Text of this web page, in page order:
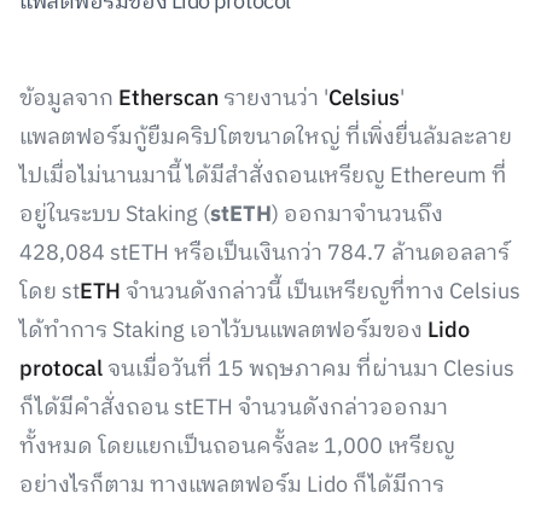
ข้อมูลจาก Etherscanรายงานว่า 'Celsius'
แพลตฟอร์มกู้ยืมคริปโตขนาดใหญ่ ที่เพิ่งยื่นล้มละลาย
ไปเมื่อไม่นานมานี้ ได้มีสำสั่งถอนเหรียญ Ethereum ที่
อยู่ในระบบ Staking (stETH) ออกมาจำนวนถึง
428,084 stETH หรือเป็นเงินกว่า 784.7 ล้านดอลลาร์
โดย stETH จำนวนดังกล่าวนี้ เป็นเหรียญที่ทาง Celsius
ได้ทำการ Staking เอาไว้บนแพลตฟอร์มของ Lido
protocalจนเมื่อวันที่ 15 พฤษภาคม ที่ผ่านมา Clesius
ก็ได้มีคำสั่งถอน stETH จำนวนดังกล่าวออกมา
ทั้งหมด โดยแยกเป็นถอนครั้งละ 1,000 เหรียญ
อย่างไรก็ตาม ทางแพลตฟอร์ม Lido ก็ได้มีการ